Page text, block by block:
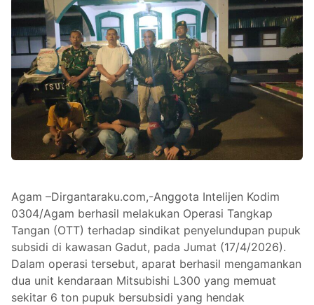
Agam –Dirgantaraku.com,-Anggota Intelijen Kodim
0304/Agam berhasil melakukan Operasi Tangkap
Tangan (OTT) terhadap sindikat penyelundupan pupuk
subsidi di kawasan Gadut, pada Jumat (17/4/2026).
Dalam operasi tersebut, aparat berhasil mengamankan
dua unit kendaraan Mitsubishi L300 yang memuat
sekitar 6 ton pupuk bersubsidi yang hendak